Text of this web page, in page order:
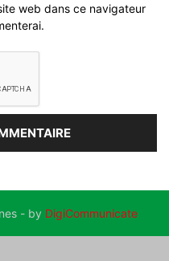
web dans ce navigateur
- by DigiCommunicate